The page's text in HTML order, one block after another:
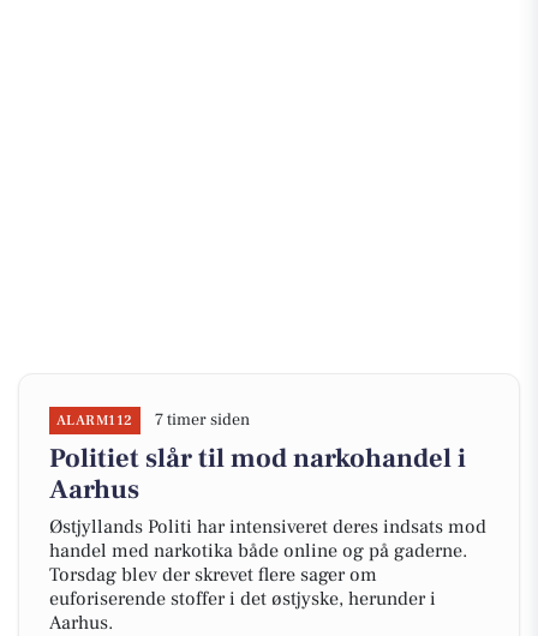
ALARM112 7 timer siden
Politiet slår til mod narkohandel i
Aarhus
Østjyllands Politi har intensiveret deres indsats mod
handel med narkotika både online og på gaderne.
Torsdag blev der skrevet flere sager om
euforiserende stoffer i det østjyske, herunder i
Aarhus.